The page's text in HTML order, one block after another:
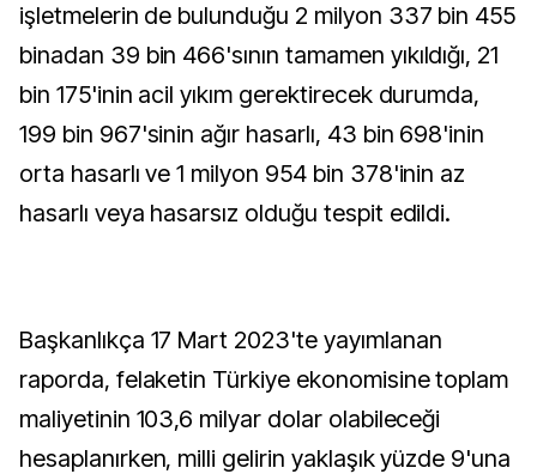
işletmelerin de bulunduğu 2 milyon 337 bin 455
binadan 39 bin 466'sının tamamen yıkıldığı, 21
bin 175'inin acil yıkım gerektirecek durumda,
199 bin 967'sinin ağır hasarlı, 43 bin 698'inin
orta hasarlı ve 1 milyon 954 bin 378'inin az
hasarlı veya hasarsız olduğu tespit edildi.
Başkanlıkça 17 Mart 2023'te yayımlanan
raporda, felaketin Türkiye ekonomisine toplam
maliyetinin 103,6 milyar dolar olabileceği
hesaplanırken, milli gelirin yaklaşık yüzde 9'una